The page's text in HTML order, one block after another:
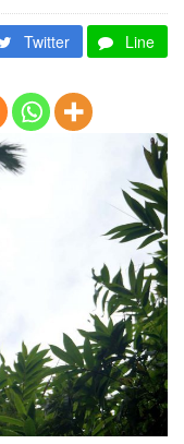
Twitter Line